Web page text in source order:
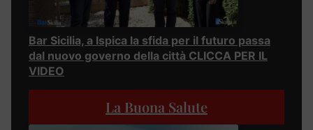
Bar Sicilia, a Ispica la sfida per il futuro passa
dal nuovo governo della città CLICCA PER IL
VIDEO
La Buona Salute